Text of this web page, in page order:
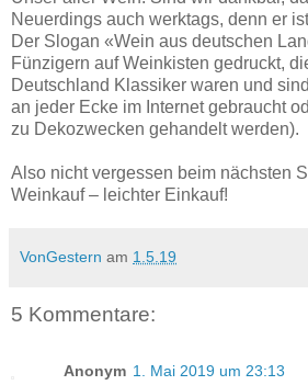
Neuerdings auch werktags, denn er
Der Slogan «Wein aus deutschen
Fünzigern auf Weinkisten gedruckt,
Deutschland Klassiker waren und
an jeder Ecke im Internet gebraucht
zu Dekozwecken gehandelt werden).
Also nicht vergessen beim nächsten
Weinkauf – leichter Einkauf!
VonGestern am 1.5.19
5 Kommentare:
Anonym 1. Mai 2019 um 23:13